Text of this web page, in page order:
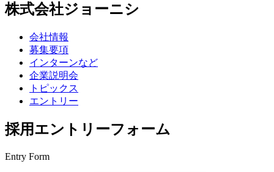
株式会社ジョーニシ
会社情報
募集要項
インターンなど
企業説明会
トピックス
エントリー
採用エントリーフォーム
Entry Form